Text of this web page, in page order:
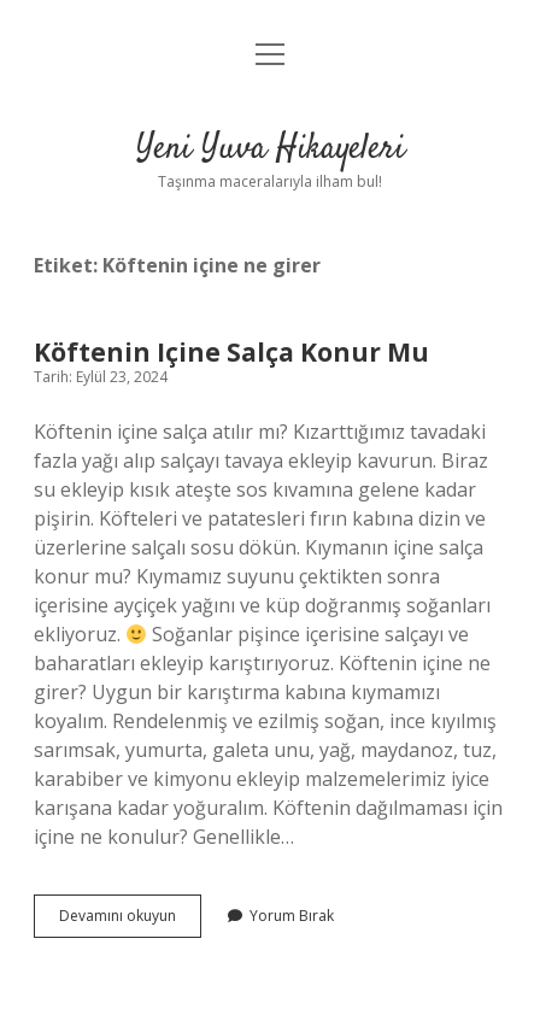
Anasayfa
Yasal Uyarı
menüyü
Yeni Yuva Hikayeleri
Taşınma maceralarıyla ilham bul!
Etiket: Köftenin içine ne girer
Köftenin Içine Salça Konur Mu
Tarih: Eylül 23, 2024
Köftenin içine salça atılır mı? Kızarttığımız tavadaki
fazla yağı alıp salçayı tavaya ekleyip kavurun. Biraz
su ekleyip kısık ateşte sos kıvamına gelene kadar
pişirin. Köfteleri ve patatesleri fırın kabına dizin ve
üzerlerine salçalı sosu dökün. Kıymanın içine salça
konur mu? Kıymamız suyunu çektikten sonra
içerisine ayçiçek yağını ve küp doğranmış soğanları
ekliyoruz.
Soğanlar pişince içerisine salçayı ve
baharatları ekleyip karıştırıyoruz. Köftenin içine ne
girer? Uygun bir karıştırma kabına kıymamızı
koyalım. Rendelenmiş ve ezilmiş soğan, ince kıyılmış
sarımsak, yumurta, galeta unu, yağ, maydanoz, tuz,
karabiber ve kimyonu ekleyip malzemelerimiz iyice
karışana kadar yoğuralım. Köftenin dağılmaması için
içine ne konulur? Genellikle…
Devamını okuyun Köftenin
Içine
Yorum Bırak